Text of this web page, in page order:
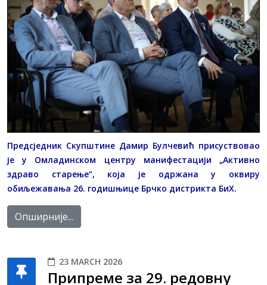
Предсједник Скупштине Дамир Булчевић присуствовао
је у Омладинском центру манифестацији „Активно
здраво старење“, која је одржана у оквиру
обиљежавања 26. годишњице Брчко дистрикта БиХ.
Опширније...
23 MARCH 2026
Припреме за 29. редовну